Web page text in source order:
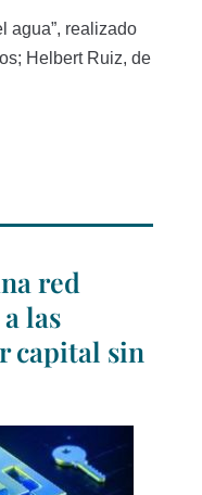
agua”, realizado
Helbert Ruiz, de
red
las
capital sin